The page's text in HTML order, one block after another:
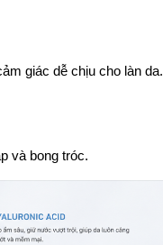
giác dễ chịu cho làn da.
và bong tróc.